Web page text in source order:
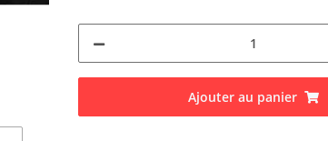
Ajouter au panier